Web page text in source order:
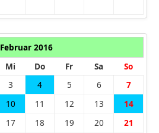
Februar 2016
Mi Do Fr Sa So
3 4 5 6 7
10 11 12 13 14
17 18 19 20 21